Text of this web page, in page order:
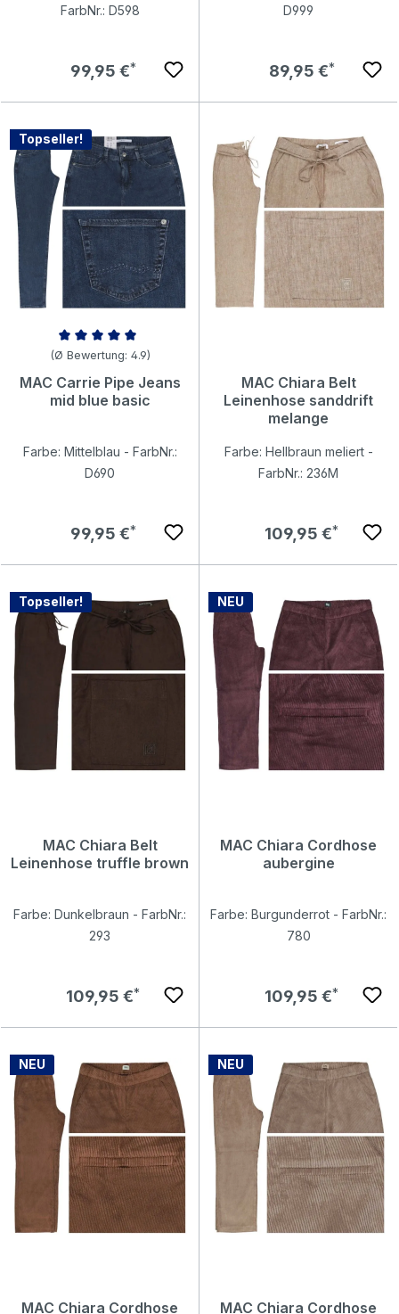
FarbNr.: D598
Regulärer Preis:
99,95 €
D999
Regulärer Preis:
89,95 €
Topseller!
Durchschnittliche Bewertung von 4.95 von 5 Sternen
(Ø Bewertung: 4.9)
MAC Carrie Pipe Jeans
mid blue basic
Farbe: Mittelblau - FarbNr.:
D690
Regulärer Preis:
99,95 €
MAC Chiara Belt
Leinenhose sanddrift
melange
Farbe: Hellbraun meliert -
FarbNr.: 236M
Regulärer Preis:
109,95 €
Topseller!
MAC Chiara Belt
Leinenhose truffle brown
Farbe: Dunkelbraun - FarbNr.:
293
Regulärer Preis:
109,95 €
NEU
MAC Chiara Cordhose
aubergine
Farbe: Burgunderrot - FarbNr.:
780
Regulärer Preis:
109,95 €
NEU
MAC Chiara Cordhose
NEU
MAC Chiara Cordhose